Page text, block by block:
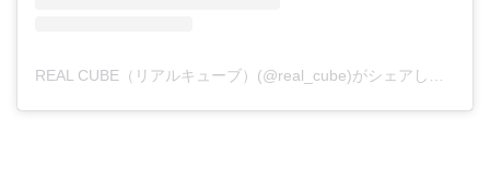
REAL CUBE（リアルキューブ）(@real_cube)がシェアした投稿